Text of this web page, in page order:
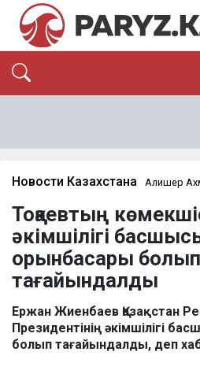
ЭКОНОМИКА
ОҚИҒА
News
Новости Казахстана Алишер
Тоқаевтың
әкімшілігі
орынбасары болып
тағайындалды
Ержан Жиенбаев Қазақстан
Президентінің әкімшілігі
болып тағайындалды, деп